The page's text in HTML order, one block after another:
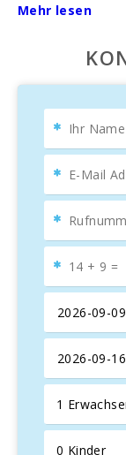
gemütlichen
Das Haus
sechs
Im
Schlafzimmer:
cm) und einer
zwei
Die Unterkunft
den drei
Aufpreis ein
Das Ferienhaus
ausgestattet
um köstliche
Badezimmer mit
Salzes IVliegt in
Mehr lesen